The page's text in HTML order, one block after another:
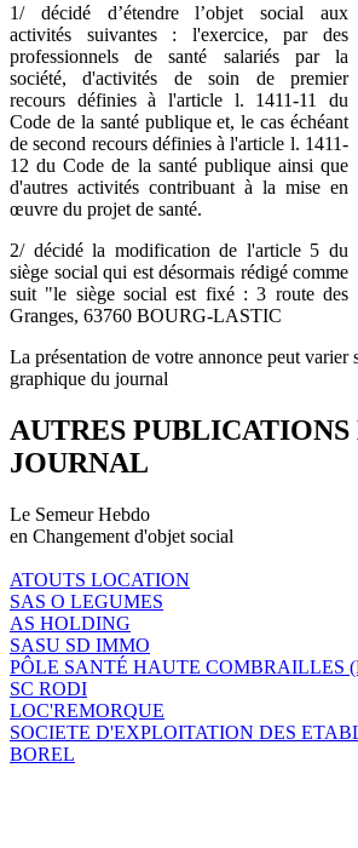
1/ décidé d’étendre l’objet social aux
activités suivantes : l'exercice, par des
professionnels de santé salariés par la
société, d'activités de soin de premier
recours définies à l'article l. 1411-11 du
Code de la santé publique et, le cas échéant
de second recours définies à l'article l. 1411-
12 du Code de la santé publique ainsi que
d'autres activités contribuant à la mise en
œuvre du projet de santé.
2/ décidé la modification de l'article 5 du
siège social qui est désormais rédigé comme
suit "le siège social est fixé : 3 route des
Granges, 63760 BOURG-LASTIC
La présentation de votre annonce peut varier
graphique du journal
AUTRES PUBLICATIONS
JOURNAL
Le Semeur Hebdo
en Changement d'objet social
ATOUTS LOCATION
SAS O LEGUMES
AS HOLDING
SASU SD IMMO
PÔLE SANTÉ HAUTE COMBRAILLES
SC RODI
LOC'REMORQUE
SOCIETE D'EXPLOITATION DES
BOREL